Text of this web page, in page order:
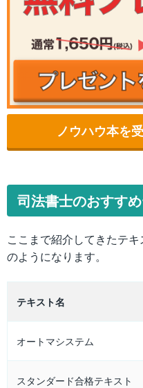
ノウハウ本を
司法書士のおすす
ここまで紹介してきたテ
のようになります。
テキスト名
オートマシステム
スタンダード合格テキスト